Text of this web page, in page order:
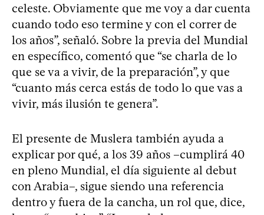
celeste. Obviamente que me voy a dar cuenta
cuando todo eso termine y con el correr de
los años”, señaló. Sobre la previa del Mundial
en específico, comentó que “se charla de lo
que se va a vivir, de la preparación”, y que
“cuanto más cerca estás de todo lo que vas a
vivir, más ilusión te genera”.
El presente de Muslera también ayuda a
explicar por qué, a los 39 años –cumplirá 40
en pleno Mundial, el día siguiente al debut
con Arabia–, sigue siendo una referencia
dentro y fuera de la cancha, un rol que, dice,